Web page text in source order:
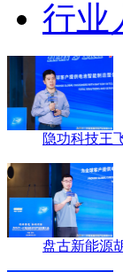
行业
隐功科技王
盘古新能源